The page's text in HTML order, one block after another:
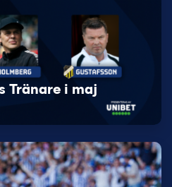
Tränare i maj